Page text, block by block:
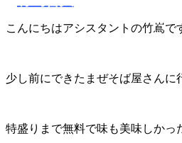
こんにちはアシスタントの竹嶌で
少し前にできたまぜそば屋さんに
特盛りまで無料で味も美味しかっ